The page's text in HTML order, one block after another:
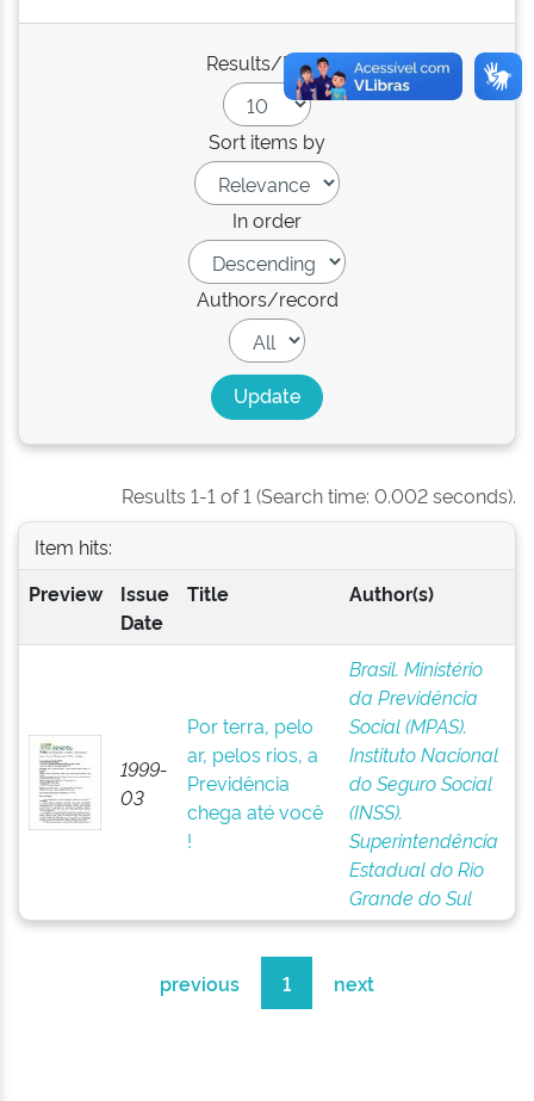
Results/Page
Sort items by
In order
Authors/record
Results 1-1 of 1 (Search time: 0.002 seconds).
Item hits:
Preview
Issue
Date
Title Author(s)
1999-
03
Por terra, pelo
ar, pelos rios, a
Previdência
chega até você
!
Brasil. Ministério
da Previdência
Social (MPAS).
Instituto Nacional
do Seguro Social
(INSS).
Superintendência
Estadual do Rio
Grande do Sul
previous 1 next